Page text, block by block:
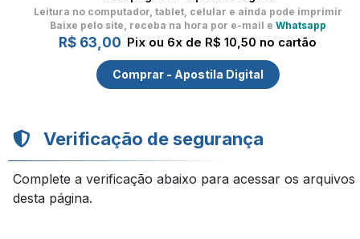
Leitura no computador, tablet, celular e ainda pode imprimir
Baixe pelo site, receba na hora por e-mail e Whatsapp
R$ 63,00 Pix ou 6x de R$ 10,50 no cartão
Comprar - Apostila Digital
Verificação de segurança
Complete a verificação abaixo para acessar os arquivos
desta página.